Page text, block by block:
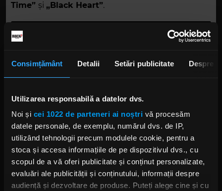
Consimțământ Detalii Setări publicitate Despre
Utilizarea responsabilă a datelor dvs.
Noi și cei 1022 de parteneri ai noștri vă procesăm
datele personale, de exemplu, numărul dvs. de IP,
utilizând tehnologii precum modulele cookie, pentru a
stoca și accesa informațiile de pe dispozitivul dvs., cu
scopul de a vă oferi publicitate și conținut personalizate,
evaluări ale publicității și conținutului, informații despre
audiență și dezvoltare de produse. Puteți alege cine și cu
Time” și „Black Heart”.
Dead By Sunrise
Dead By Sunriseeste încă una dintre formațiile
fondate deChester. Deși grupul a fost format în
2005, albumul de debut (și cel din urmă),„Out Of
Ashes” , a apărut abia în 2009. Discul s-a clasat
printre primele cincisprezece poziții în câteva